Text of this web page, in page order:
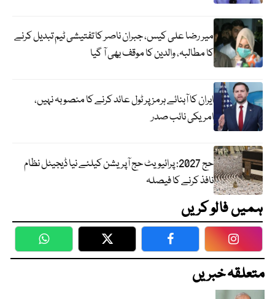
میر رضا علی کیس، جبران ناصر کا تفتیشی ٹیم تبدیل کرنے
کا مطالبہ، والدین کا موقف بھی آ گیا
ایران کا آبنائے ہرمز پر ٹول عائد کرنے کا منصوبہ نہیں،
امریکی نائب صدر
حج 2027: پرائیویٹ حج آپریشن کیلئے نیا ڈیجیٹل نظام
نافذ کرنے کا فیصلہ
ہمیں فالو کریں
WhatsApp Twitter Facebook
متعلقہ خبریں